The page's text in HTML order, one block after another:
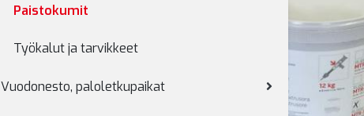
Paistokumit
Työkalut ja tarvikkeet
Vuodonesto, paloletkupaikat